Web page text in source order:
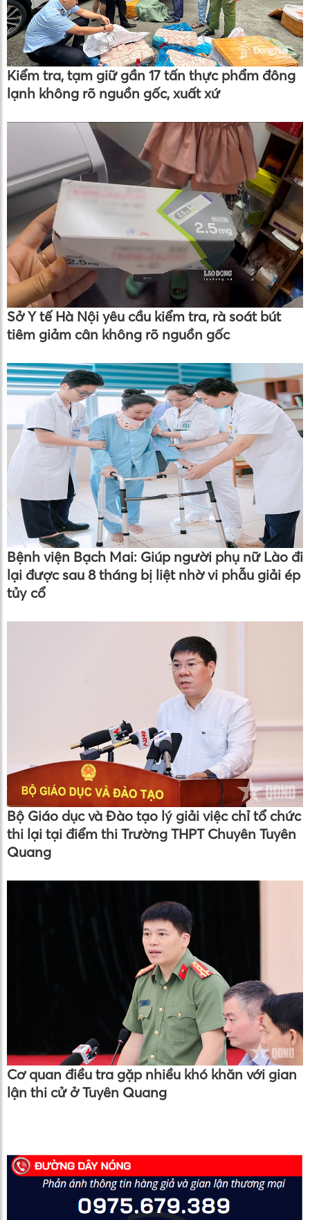
Kiểm tra, tạm giữ gần 17 tấn thực phẩm đông
lạnh không rõ nguồn gốc, xuất xứ
Sở Y tế Hà Nội yêu cầu kiểm tra, rà soát bút
tiêm giảm cân không rõ nguồn gốc
Bệnh viện Bạch Mai: Giúp người phụ nữ Lào đi
lại được sau 8 tháng bị liệt nhờ vi phẫu giải ép
tủy cổ
Bộ Giáo dục và Đào tạo lý giải việc chỉ tổ chức
thi lại tại điểm thi Trường THPT Chuyên Tuyên
Quang
Cơ quan điều tra gặp nhiều khó khăn với gian
lận thi cử ở Tuyên Quang